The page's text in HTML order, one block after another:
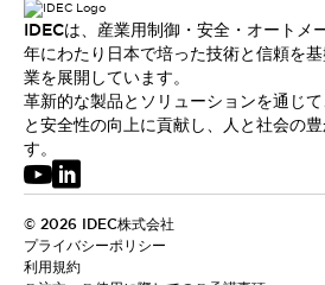
IDECは、産業用制御・安全・オートメ
年にわたり日本で培った技術と信頼を
業を展開しています。
革新的な製品とソリューションを通じ
と安全性の向上に貢献し、人と社会の
す。
© 2026 IDEC株式会社
プライバシーポリシー
利用規約